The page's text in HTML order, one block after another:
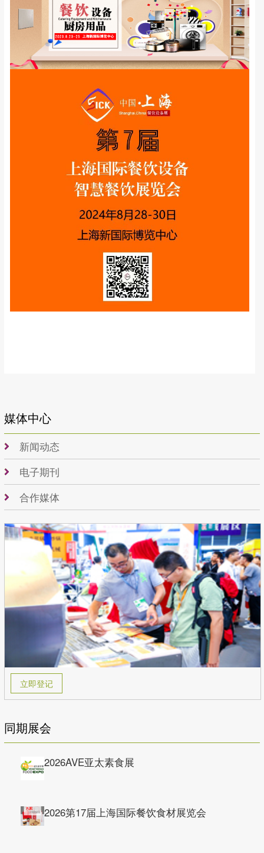
媒体中心
新闻动态
电子期刊
合作媒体
立即登记
同期展会
2026AVE亚太素食展
2026第17届上海国际餐饮食材展览会